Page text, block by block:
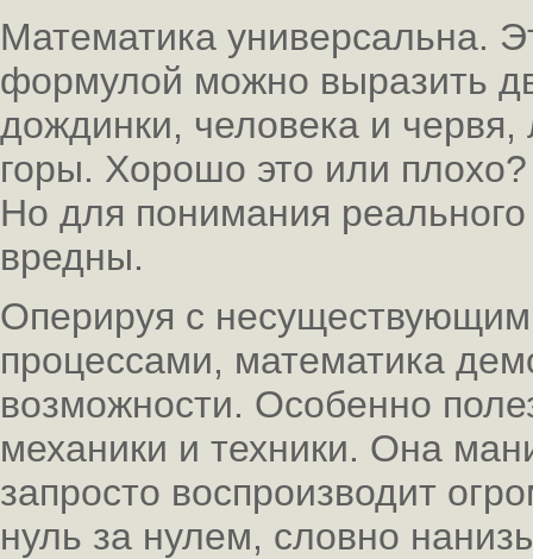
Математика универсальна.
формулой можно выразить
дождинки, человека и червя,
горы. Хорошо это или
Но для понимания
вредны.
Оперируя с
процессами, математика
возможности. Особенно
механики и техники. Она
запросто воспроизводит
нуль за нулем, словно